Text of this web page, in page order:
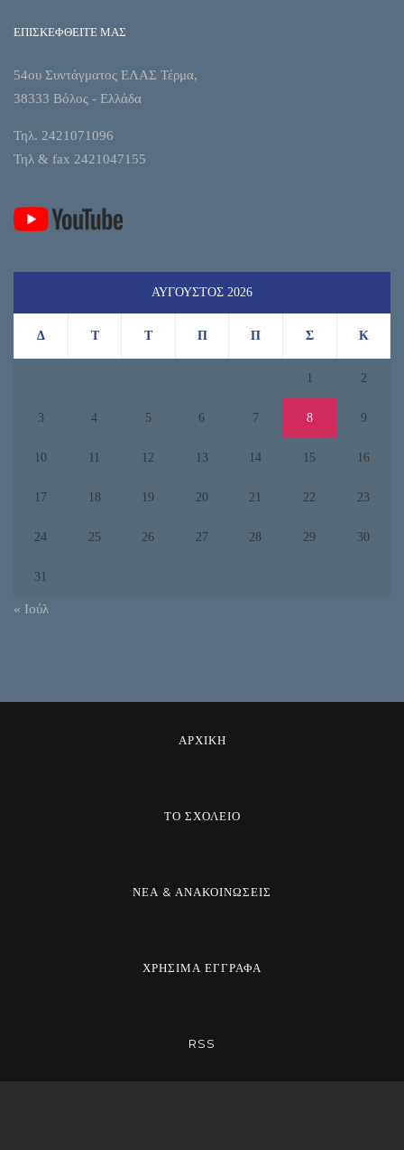
ΕΠΙΣΚΕΦΘΕΙΤΕ ΜΑΣ
54ου Συντάγματος ΕΛΑΣ Τέρμα,
38333 Βόλος - Ελλάδα
Τηλ. 2421071096
Τηλ & fax 2421047155
ΑΎΓΟΥΣΤΟΣ 2026
Δ Τ Τ Π Π Σ Κ
1 2
3 4 5 6 7 8 9
10 11 12 13 14 15 16
17 18 19 20 21 22 23
24 25 26 27 28 29 30
31
« Ιούλ
ΑΡΧΙΚΗ
ΤΟ ΣΧΟΛΕΙΟ
ΝΕΑ & ΑΝΑΚΟΙΝΩΣΕΙΣ
ΧΡΗΣΙΜΑ ΕΓΓΡΑΦΑ
RSS